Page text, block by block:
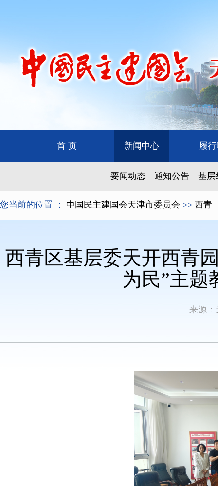
首 页 新闻中心 履
要闻动态 通知公告 基层
您当前的位置 ： 中国民主建国会天津市委员会 >> 西青
西青区基层委天开西青
为民”主题
来源